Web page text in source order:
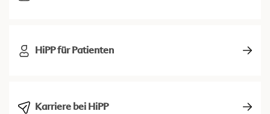
HiPP für Patienten
Karriere bei HiPP